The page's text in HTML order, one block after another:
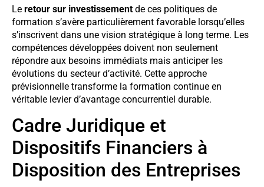
Le retour sur investissement de ces politiques de
formation s’avère particulièrement favorable lorsqu’elles
s’inscrivent dans une vision stratégique à long terme. Les
compétences développées doivent non seulement
répondre aux besoins immédiats mais anticiper les
évolutions du secteur d’activité. Cette approche
prévisionnelle transforme la formation continue en
véritable levier d’avantage concurrentiel durable.
Cadre Juridique et
Dispositifs Financiers à
Disposition des Entreprises